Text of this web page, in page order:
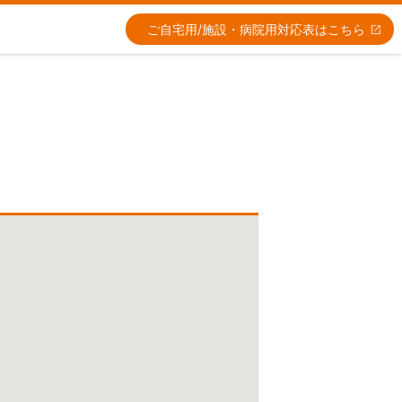
ご自宅用/施設・病院用対応表はこちら